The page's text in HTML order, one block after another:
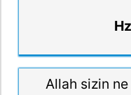
Allah sizin